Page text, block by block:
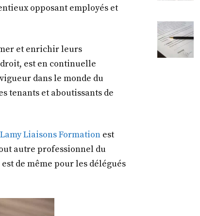
opposant employés et
et enrichir leurs
est en continuelle
dans le monde du
tenants et aboutissants de
Liaisons Formation est
autre professionnel du
de même pour les délégués